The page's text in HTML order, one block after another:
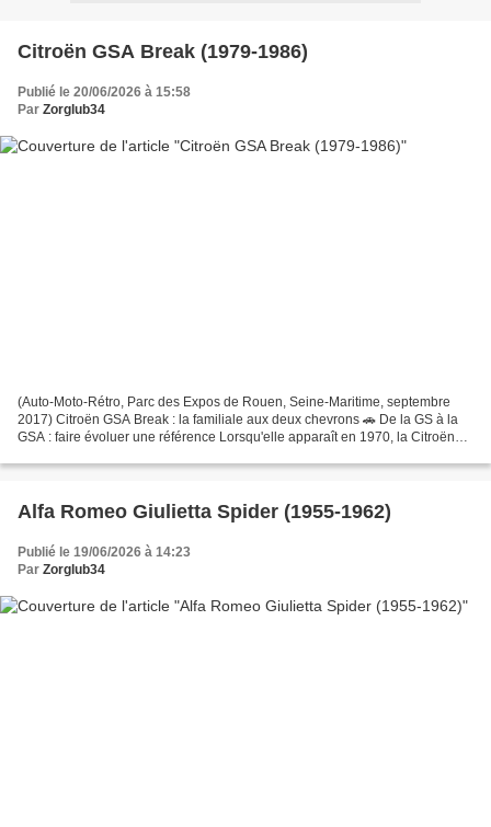
Citroën GSA Break (1979-1986)
Publié le 20/06/2026 à 15:58
Par Zorglub34
(Auto-Moto-Rétro, Parc des Expos de Rouen, Seine-Maritime, septembre
2017) Citroën GSA Break : la familiale aux deux chevrons 🚗 De la GS à la
GSA : faire évoluer une référence Lorsqu'elle apparaît en 1970, la Citroën
Alfa Romeo Giulietta Spider (1955-1962)
Publié le 19/06/2026 à 14:23
Par Zorglub34